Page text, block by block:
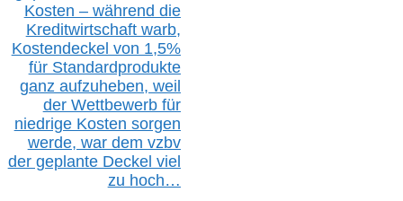
Kosten – während die
Kreditwirtschaft warb,
Kostendeckel von 1,5%
für Standardprodukte
ganz aufzuheben, weil
der Wettbewerb für
niedrige Kosten sorgen
werde, war dem vzbv
der geplante Deckel viel
zu hoch…